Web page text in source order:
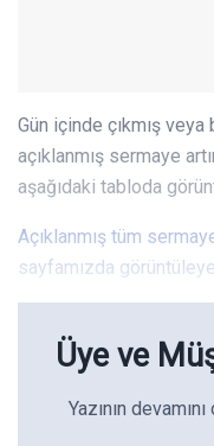
Gün içinde çıkmış
açıklanmış sermaye
aşağıdaki tabloda
Açıklanmış tüm
sayfamızda
Üye ve
Yazının